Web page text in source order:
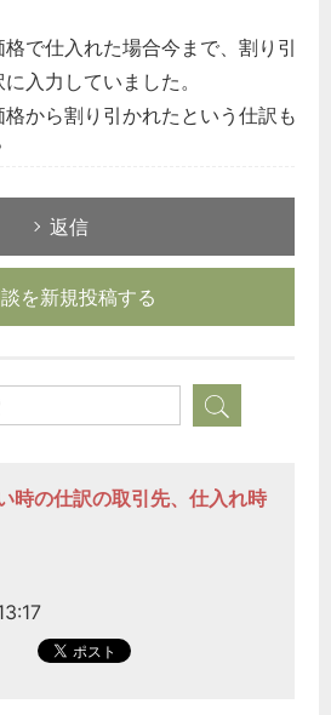
で仕入れた場合今まで、割り引
入力していました。
から割り引かれたという仕訳も
返信
を新規投稿する
時の仕訳の取引先、仕入れ時